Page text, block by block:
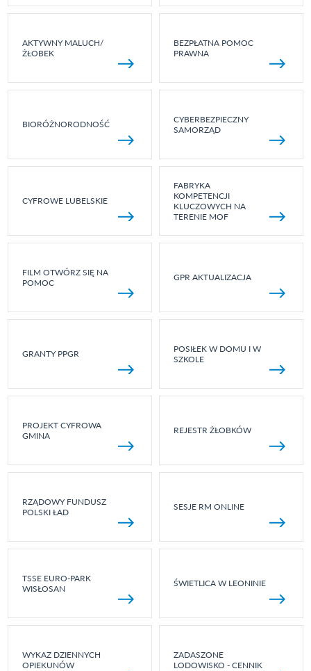
AKTYWNY MALUCH/
ŻŁOBEK
BEZPŁATNA POMOC
PRAWNA
BIORÓŻNORODNOŚĆ
CYBERBEZPIECZNY
SAMORZĄD
CYFROWE LUBELSKIE
FABRYKA
KOMPETENCJI
KLUCZOWYCH NA
TERENIE MOF
FILM OTWÓRZ SIĘ NA
POMOC
GPR AKTUALIZACJA
GRANTY PPGR
POSIŁEK W DOMU I W
SZKOLE
PROJEKT CYFROWA
GMINA
REJESTR ŻŁOBKÓW
RZĄDOWY FUNDUSZ
POLSKI ŁAD
SESJE RM ONLINE
TSSE EURO-PARK
WISŁOSAN
ŚWIETLICA W LEONINIE
WYKAZ DZIENNYCH
OPIEKUNÓW
ZADASZONE
LODOWISKO - CENNIK